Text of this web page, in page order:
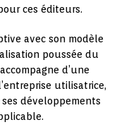
ces éditeurs.
avec son modèle
poussée du
d’une
utilisatrice,
développements